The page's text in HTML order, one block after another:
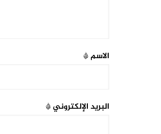
الاسم*
البريد الإلكتروني*